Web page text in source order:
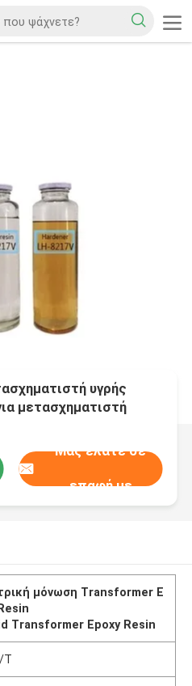
υγρής
μετασχηματιστή
Μας ελάτε σε
επαφή με
μόνωση Transformer E
Transformer Epoxy Resin
T